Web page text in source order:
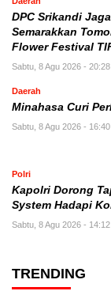
DPC Srikandi
Semarakkan
Flower Festival
Sabtu, 8 Agu 2026 - 20:28
Daerah
Minahasa Curi
Sabtu, 8 Agu 2026 - 16:40
Polri
Kapolri Dorong
System Hadapi
Sabtu, 8 Agu 2026 - 14:12
TRENDING